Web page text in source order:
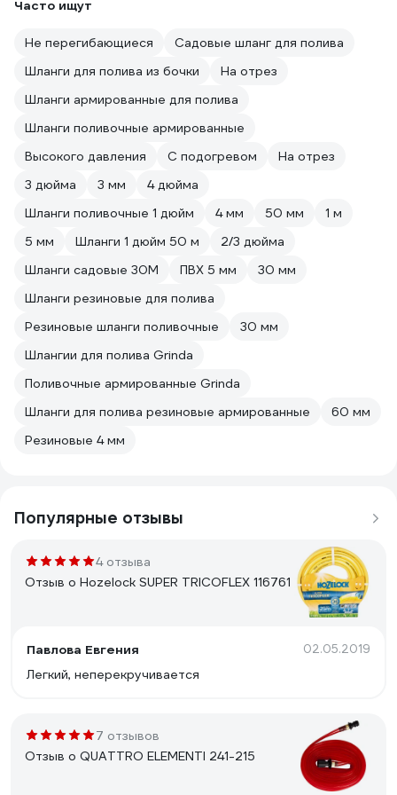
Часто ищут
Не перегибающиеся
Садовые шланг для полива
Шланги для полива из бочки
На отрез
Шланги армированные для полива
Шланги поливочные армированные
Высокого давления
С подогревом
На отрез
3 дюйма
3 мм
4 дюйма
Шланги поливочные 1 дюйм
4 мм 50 мм
1 м
5 мм
Шланги 1 дюйм 50 м
2/3 дюйма
Шланги садовые 30М
ПВХ 5 мм
30 мм
Шланги резиновые для полива
Резиновые шланги поливочные
30 мм
Шлангии для полива Grinda
Поливочные армированные Grinda
Шланги для полива резиновые армированные
60 мм
Резиновые 4 мм
Популярные отзывы
4 отзыва
Отзыв о Hozelock SUPER TRICOFLEX 116761
Павлова Евгения 02.05.2019
Легкий, неперекручивается
7 отзывов
Отзыв о QUATTRO ELEMENTI 241-215